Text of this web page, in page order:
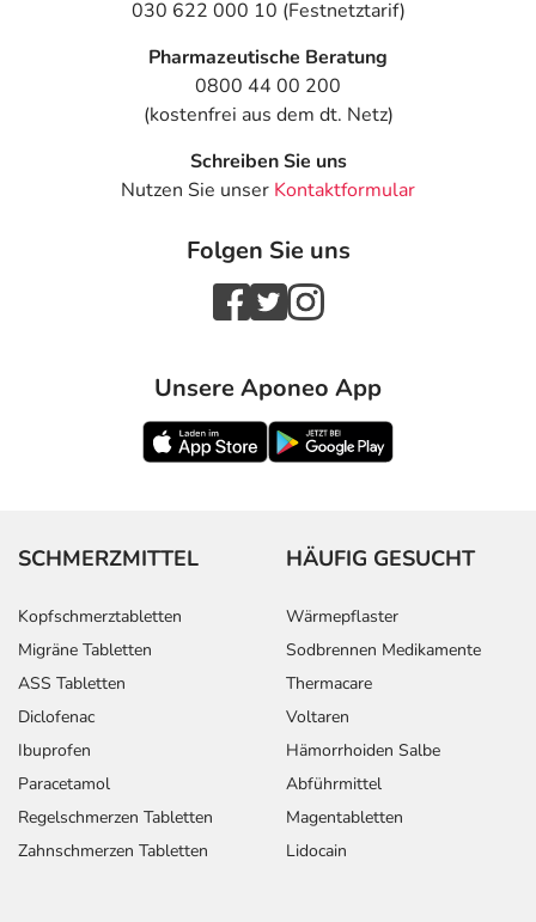
030 622 000 10 (Festnetztarif)
Pharmazeutische Beratung
0800 44 00 200
(kostenfrei aus dem dt. Netz)
Schreiben Sie uns
Nutzen Sie unser Kontaktformular
Folgen Sie uns
Unsere Aponeo App
SCHMERZMITTEL
Kopfschmerztabletten
Migräne Tabletten
ASS Tabletten
Diclofenac
Ibuprofen
Paracetamol
Regelschmerzen Tabletten
Zahnschmerzen Tabletten
HÄUFIG GESUCHT
Wärmepflaster
Sodbrennen Medikamente
Thermacare
Voltaren
Hämorrhoiden Salbe
Abführmittel
Magentabletten
Lidocain